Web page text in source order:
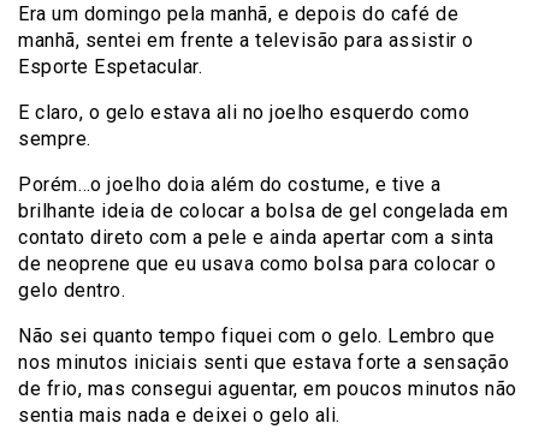
Era um domingo pela manhã, e depois do café de
manhã, sentei em frente a televisão para assistir o
Esporte Espetacular.
E claro, o gelo estava ali no joelho esquerdo como
sempre.
Porém…o joelho doia além do costume, e tive a
brilhante ideia de colocar a bolsa de gel congelada em
contato direto com a pele e ainda apertar com a sinta
de neoprene que eu usava como bolsa para colocar o
gelo dentro.
Não sei quanto tempo fiquei com o gelo. Lembro que
nos minutos iniciais senti que estava forte a sensação
de frio, mas consegui aguentar, em poucos minutos não
sentia mais nada e deixei o gelo ali.